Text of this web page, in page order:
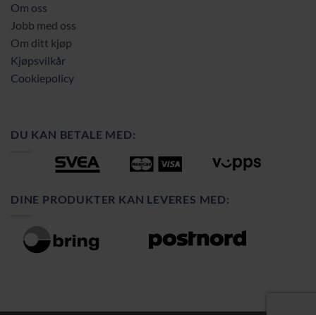
Om oss
Jobb med oss
Om ditt kjøp
Kjøpsvilkår
Cookiepolicy
DU KAN BETALE MED:
DINE PRODUKTER KAN LEVERES MED: